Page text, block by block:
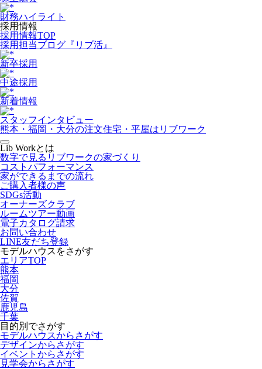
財務ハイライト
採用情報
採用情報TOP
採用担当ブログ『リブ活』
新卒採用
中途採用
新着情報
スタッフインタビュー
熊本・福岡・大分の注文住宅・平屋はリブワーク
Lib Workとは
数字で見るリブワークの家づくり
コストパフォーマンス
家ができるまでの流れ
ご購入者様の声
SDGs活動
オーナーズクラブ
ルームツアー動画
電子カタログ請求
お問い合わせ
LINE友だち登録
モデルハウスをさがす
エリアTOP
熊本
福岡
大分
佐賀
鹿児島
千葉
目的別でさがす
モデルハウスからさがす
デザインからさがす
イベントからさがす
見学会からさがす